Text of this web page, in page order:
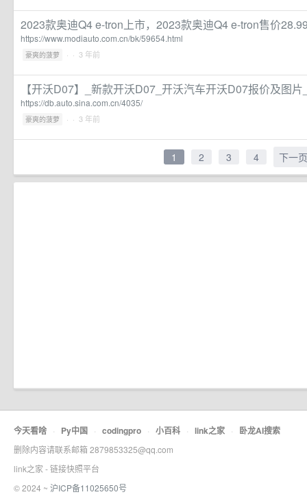
2023款奥迪Q4 e-tron上市，2023款奥迪Q4 e-tron售价
https://www.modiauto.com.cn/bk/59654.html
豪爽的菠萝 · · 3 年前
【开沃D07】_新款开沃D07_开沃汽车开沃D07报价及图
https://db.auto.sina.com.cn/4035/
豪爽的菠萝 · · 3 年前
1 2 3 4 下一页
今天看啥 · Py中国 · codingpro · 小百科 · link之家 · 卧龙AI搜索
删除内容请联系邮箱 2879853325@qq.com
link之家 - 链接快照平台
© 2024 ~ 沪ICP备11025650号